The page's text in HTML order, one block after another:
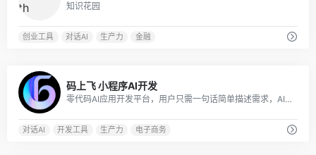
知识花园
创业工具 对话AI 生产力 金融
码上飞 小程序AI开发
零代码AI应用开发平台，用户只需一句话简单描述需求，AI能自动生成小程序、APP或H5网页应用，无需编写代码。
对话AI 开发工具 生产力 电子商务